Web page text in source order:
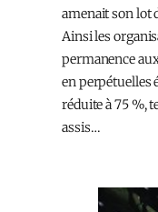
amenait son lot
Ainsi les
permanence
en perpétuelles
réduite à 75 %,
assis…